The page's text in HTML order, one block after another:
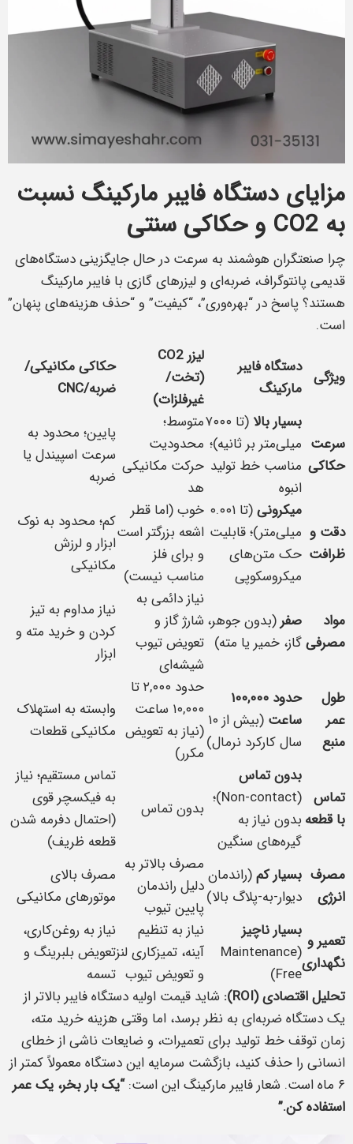
مزایای دستگاه فایبر مارکینگ نسبت
به CO2 و حکاکی سنتی
چرا صنعتگران هوشمند به سرعت در حال جایگزینی دستگاه‌های
قدیمی پانتوگراف، ضربه‌ای و لیزرهای گازی با فایبر مارکینگ
هستند؟ پاسخ در “بهره‌وری”، “کیفیت” و “حذف هزینه‌های پنهان”
است.
ویژگی
دستگاه فایبر
مارکینگ
لیزر CO2
(تخت/
غیرفلزات)
حکاکی مکانیکی/
ضربه/CNC
سرعت
حکاکی
بسیار بالا
(تا ۷۰۰۰
میلی‌متر بر ثانیه)؛
مناسب خط تولید
انبوه
متوسط؛
محدودیت
حرکت مکانیکی
هد
پایین؛ محدود به
سرعت اسپیندل یا
ضربه
دقت و
ظرافت
میکرونی
(تا ۰.۰۰۱
میلی‌متر)؛ قابلیت
حک متن‌های
میکروسکوپی
خوب (اما قطر
اشعه بزرگتر است
و برای فلز
مناسب نیست)
کم؛ محدود به نوک
ابزار و لرزش
مکانیکی
مواد
مصرفی
صفر(بدون جوهر،
گاز، خمیر یا مته)
نیاز دائمی به
شارژ گاز و
تعویض تیوب
شیشه‌ای
نیاز مداوم به تیز
کردن و خرید مته و
ابزار
طول
عمر
منبع
حدود ۱۰۰,۰۰۰
ساعت
(بیش از ۱۰
سال کارکرد نرمال)
حدود ۲,۰۰۰ تا
۱۰,۰۰۰ ساعت
(نیاز به تعویض
مکرر)
وابسته به استهلاک
مکانیکی قطعات
تماس
با قطعه
بدون تماس
(Non-contact)؛
بدون نیاز به
گیره‌های سنگین
بدون تماس
تماس مستقیم؛ نیاز
به فیکسچر قوی
(احتمال دفرمه شدن
قطعه ظریف)
مصرف
انرژی
بسیار کم(راندمان
دیوار-به-پلاگ بالا)
مصرف بالاتر به
دلیل راندمان
پایین تیوب
مصرف بالای
موتورهای مکانیکی
تعمیر و
نگهداری
بسیار ناچیز
(Maintenance
Free)
نیاز به تنظیم
آینه، تمیزکاری لنز
و تعویض تیوب
نیاز به روغن‌کاری،
تعویض بلبرینگ و
تسمه
تحلیل اقتصادی (ROI):
شاید قیمت اولیه دستگاه فایبر بالاتر از
یک دستگاه ضربه‌ای به نظر برسد، اما وقتی هزینه خرید مته،
زمان توقف خط تولید برای تعمیرات، و ضایعات ناشی از خطای
انسانی را حذف کنید، بازگشت سرمایه این دستگاه معمولاً کمتر از
۶ ماه است. شعار فایبر مارکینگ این است:
“یک بار بخر، یک عمر
استفاده کن.”